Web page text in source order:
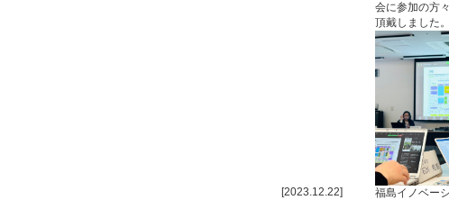
会に参加の方
頂戴しました。
[2023.12.22]
福島イノベー